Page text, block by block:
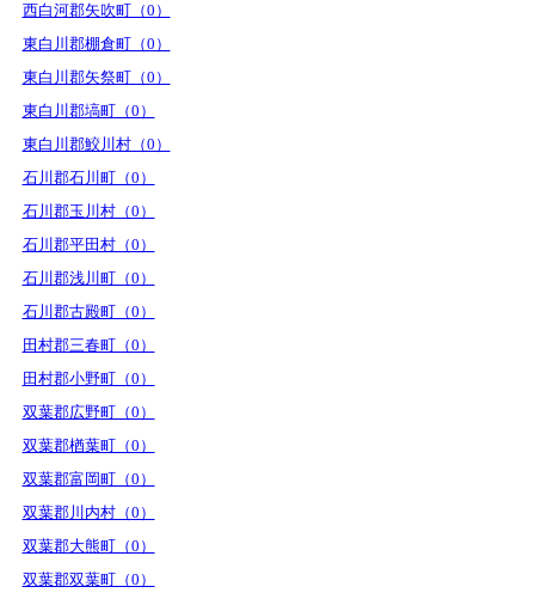
西白河郡矢吹町（0）
東白川郡棚倉町（0）
東白川郡矢祭町（0）
東白川郡塙町（0）
東白川郡鮫川村（0）
石川郡石川町（0）
石川郡玉川村（0）
石川郡平田村（0）
石川郡浅川町（0）
石川郡古殿町（0）
田村郡三春町（0）
田村郡小野町（0）
双葉郡広野町（0）
双葉郡楢葉町（0）
双葉郡富岡町（0）
双葉郡川内村（0）
双葉郡大熊町（0）
双葉郡双葉町（0）